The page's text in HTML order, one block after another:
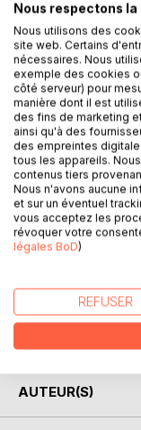
DESCRIPTION
L'amour empli de
l'amour
indulgent, c'est le
ses huit histoires
poésie et
Le romancier
les plages de
toits de Paris,
jamais sa vallée de
montagnes du Jura
Les méandres de
légendes qui
toujours
AUTEUR(S)
Nous respectons
Nous utilisons des
site web. Certains
nécessaires. Nous
exemple des cookies
côté serveur) pour
manière dont il est
des fins de marketing
ainsi qu'à des
des empreintes
tous les appareils.
contenus tiers
Nous n'avons aucune
et sur un éventuel
vous acceptez les
révoquer votre
légales BoD)
REFUSER